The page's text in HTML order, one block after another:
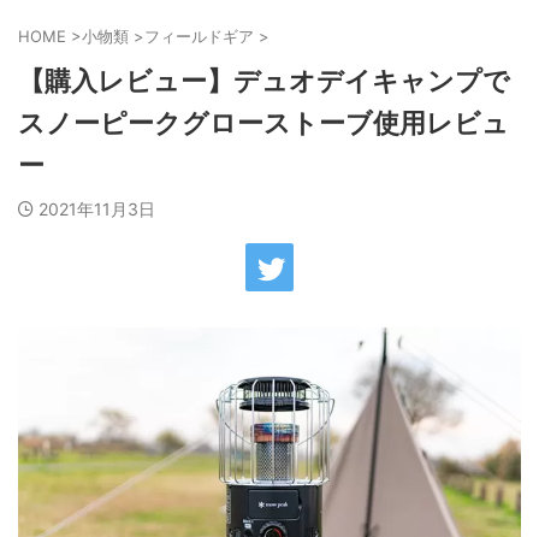
HOME >小物類 >フィールドギア >
【購入レビュー】デュオデイキャンプで
スノーピークグローストーブ使用レビュ
ー
2021年11月3日